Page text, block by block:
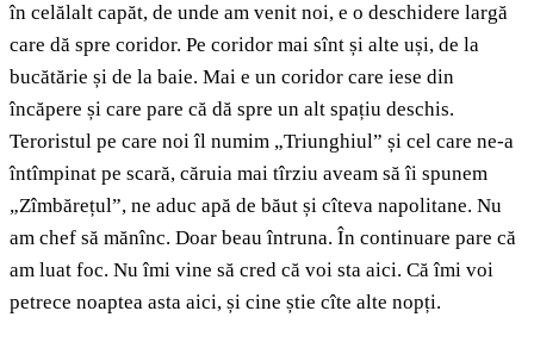
în celălalt capăt, de unde am venit noi, e o deschidere largă
care dă spre coridor. Pe coridor mai sînt și alte uși, de la
bucătărie și de la baie. Mai e un coridor care iese din
încăpere și care pare că dă spre un alt spațiu deschis.
Teroristul pe care noi îl numim „Triunghiul” și cel care ne-a
întîmpinat pe scară, căruia mai tîrziu aveam să îi spunem
„Zîmbărețul”, ne aduc apă de băut și cîteva napolitane. Nu
am chef să mănînc. Doar beau întruna. În continuare pare că
am luat foc. Nu îmi vine să cred că voi sta aici. Că îmi voi
petrece noaptea asta aici, și cine știe cîte alte nopți.